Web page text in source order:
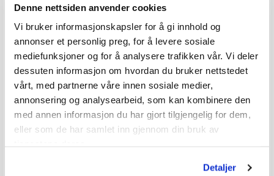
Denne nettsiden anvender cookies
Vi bruker informasjonskapsler for å gi innhold og
annonser et personlig preg, for å levere sosiale
mediefunksjoner og for å analysere trafikken vår. Vi deler
dessuten informasjon om hvordan du bruker nettstedet
vårt, med partnerne våre innen sosiale medier,
annonsering og analysearbeid, som kan kombinere den
med annen informasjon du har gjort tilgjengelig for dem,
eller som de har samlet inn gjennom din bruk av
Detaljer
COLEMAN Gassboks Performance
EN 417 gjengeventil
Karakter: (1) 5.0 av 5 mulige
100+Tilgjengelig
Omgående
2 varianter
fra 109,-
for propan 7/16NS EN417
Karakter: (4) 4.3 av 5
20+Tilgjengelig
Innen3dager
1 689,- Veil. 1 690,-